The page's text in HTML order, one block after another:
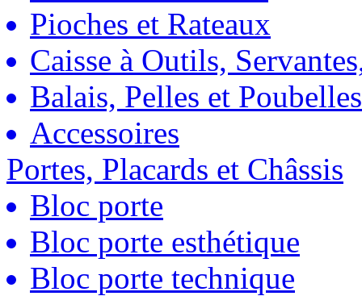
Pioches et Rateaux
Caisse à Outils,
Balais, Pelles et Poubelles
Accessoires
Portes, Placards et Châssis
Bloc porte
Bloc porte esthétique
Bloc porte technique